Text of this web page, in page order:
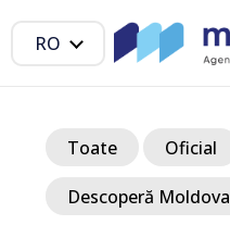
RO
Toate Oficial
Descoperă Moldova